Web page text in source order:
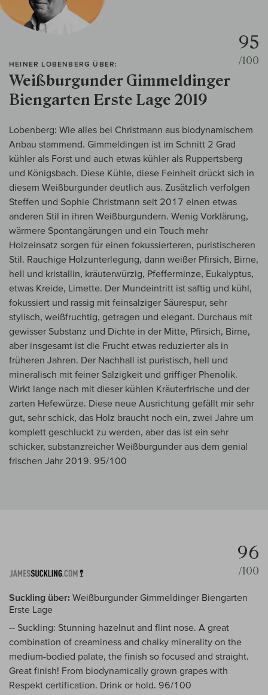
HEINER LOBENBERG ÜBER:
Weißburgunder Gimmeldinger
Biengarten Erste Lage 2019
95
/100
Lobenberg: Wie alles bei Christmann aus biodynamischem
Anbau stammend. Gimmeldingen ist im Schnitt 2 Grad
kühler als Forst und auch etwas kühler als Ruppertsberg
und Königsbach. Diese Kühle, diese Feinheit drückt sich in
diesem Weißburgunder deutlich aus. Zusätzlich verfolgen
Steffen und Sophie Christmann seit 2017 einen etwas
anderen Stil in ihren Weißburgundern. Wenig Vorklärung,
wärmere Spontangärungen und ein Touch mehr
Holzeinsatz sorgen für einen fokussierteren, puristischeren
Stil. Rauchige Holzunterlegung, dann weißer Pfirsich, Birne,
hell und kristallin, kräuterwürzig, Pfefferminze, Eukalyptus,
etwas Kreide, Limette. Der Mundeintritt ist saftig und kühl,
fokussiert und rassig mit feinsalziger Säurespur, sehr
stylisch, weißfruchtig, getragen und elegant. Durchaus mit
gewisser Substanz und Dichte in der Mitte, Pfirsich, Birne,
aber insgesamt ist die Frucht etwas reduzierter als in
früheren Jahren. Der Nachhall ist puristisch, hell und
mineralisch mit feiner Salzigkeit und griffiger Phenolik.
Wirkt lange nach mit dieser kühlen Kräuterfrische und der
zarten Hefewürze. Diese neue Ausrichtung gefällt mir sehr
gut, sehr schick, das Holz braucht noch ein, zwei Jahre um
komplett geschluckt zu werden, aber das ist ein sehr
schicker, substanzreicher Weißburgunder aus dem genial
frischen Jahr 2019. 95/100
96
/100
Suckling über: Weißburgunder Gimmeldinger Biengarten
Erste Lage
-- Suckling: Stunning hazelnut and flint nose. A great
combination of creaminess and chalky minerality on the
medium-bodied palate, the finish so focused and straight.
Great finish! From biodynamically grown grapes with
Respekt certification. Drink or hold. 96/100